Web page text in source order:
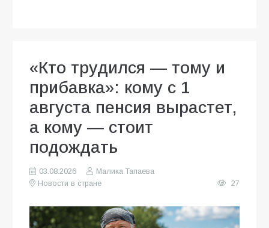
«Кто трудился — тому и
прибавка»: кому с 1
августа пенсия вырастет,
а кому — стоит
подождать
03.08.2026
Малика Тапаева
Новости в стране
27